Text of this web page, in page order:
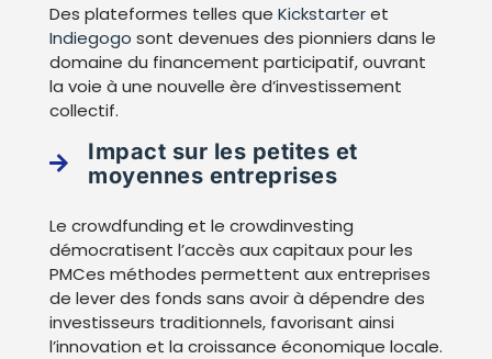
Des plateformes telles que Kickstarteret
Indiegogo sont devenues des pionniers dans le
domaine du financement participatif, ouvrant
la voie à une nouvelle ère d’investissement
collectif.
Impact sur les petites et
moyennes entreprises
Le crowdfunding et le crowdinvesting
démocratisent l’accès aux capitaux pour les
PMCes méthodes permettent aux entreprises
de lever des fonds sans avoir à dépendre des
investisseurs traditionnels, favorisant ainsi
l’innovation et la croissance économique locale.